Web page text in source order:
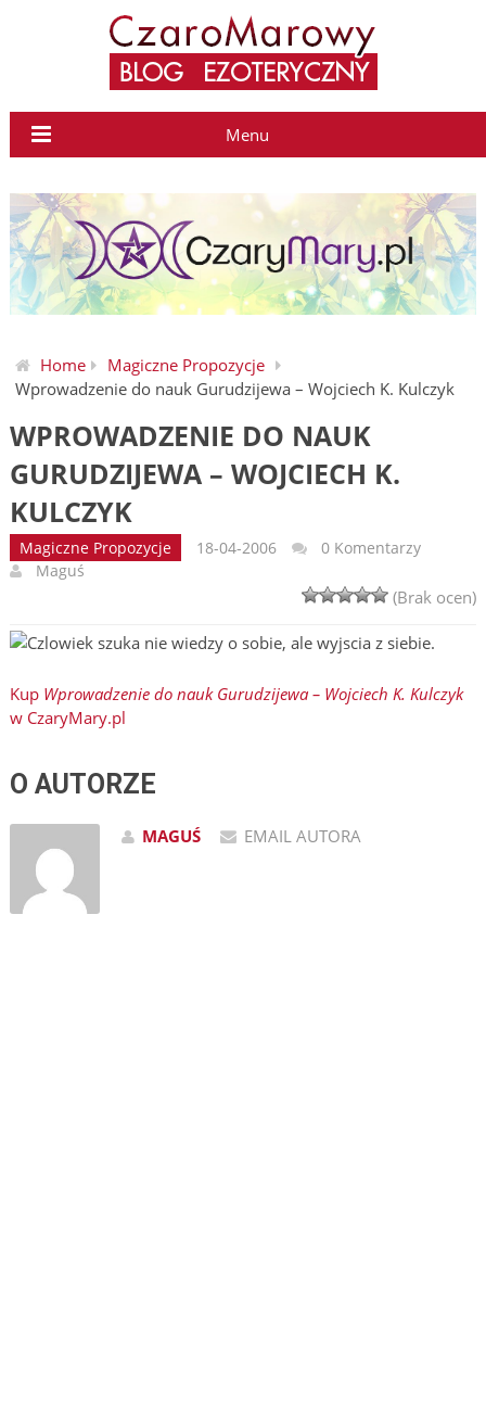
Menu
Home
Magiczne Propozycje
Wprowadzenie do nauk Gurudzijewa – Wojciech K. Kulczyk
WPROWADZENIE DO NAUK
GURUDZIJEWA – WOJCIECH K.
KULCZYK
Magiczne Propozycje 18-04-2006
0 Komentarzy
Maguś
(Brak ocen)
Czlowiek szuka nie wiedzy o sobie, ale wyjscia z siebie.
Kup Wprowadzenie do nauk Gurudzijewa – Wojciech K. Kulczyk
w CzaryMary.pl
O AUTORZE
MAGUŚ EMAIL AUTORA